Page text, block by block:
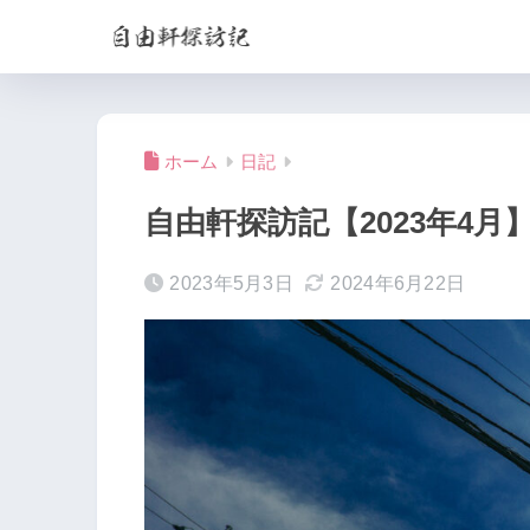
ホーム 日記
自由軒探訪記【2023年4月
2023年5月3日 2024年6月22日